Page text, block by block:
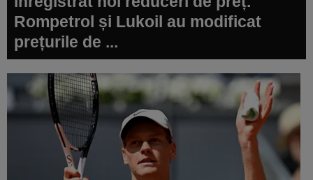
Rompetrol și Lukoil au modificat
prețurile de ...